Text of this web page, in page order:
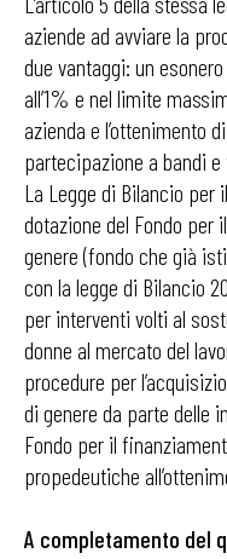
aziende ad avviare la
due vantaggi: un
all’1% e nel limite
azienda e l’ottenimento
partecipazione a bandi
La Legge di Bilancio per
dotazione del Fondo per
genere (fondo che già
con la legge di Bilancio
per interventi volti al
donne al mercato del
procedure per
di genere da parte delle
Fondo per il
propedeutiche
A completamento del